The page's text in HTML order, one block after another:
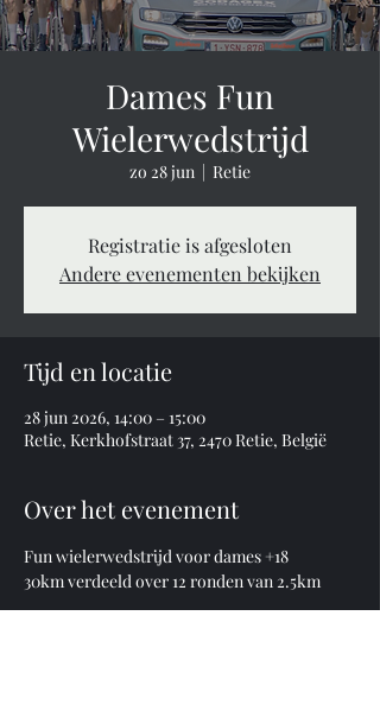
Dames Fun
Wielerwedstrijd
zo 28 jun
  |
Retie
Registratie is afgesloten
Andere evenementen bekijken
Tijd en locatie
28 jun 2026, 14:00 – 15:00
Retie, Kerkhofstraat 37, 2470 Retie, België
Over het evenement
Fun wielerwedstrijd voor dames +18
30km verdeeld over 12 ronden van 2.5km